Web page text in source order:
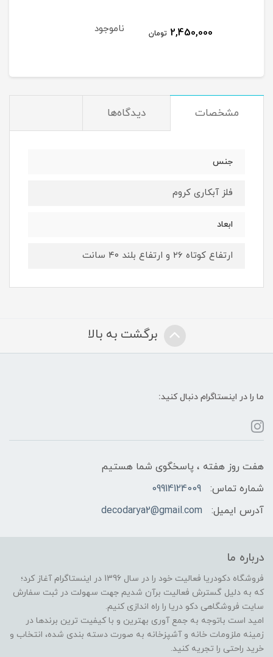
2,450,000 تومان ناموجود
مشخصات دیدگاه‌ها
جنس
فلز آبکاری کروم
ابعاد
ارتفاع کوتاه ۲۶ و ارتفاع بلند ۴۰ سانت
برگشت به بالا
ما را در اینستاگرام دنبال کنید:
هفت روز هفته ، پاسخگوی شما هستیم
شماره تماس:
09914124009
آدرس ایمیل:
decodarya2@gmail.com
درباره ما
فروشگاه دکودریا فعالیت خود را در سال 1396 در اینستاگرام آغاز کرد؛
که به دلیل گسترش فعالیت برآن شدیم جهت سهولت در ثبت سفارش
سایت فروشگاهی دکو دریا را راه اندازی کنیم.
امید است باتوجه به جمع آوری بهترین و با کیفیت ترین برندها در
زمینه ملزومات خانه و آشپزخانه به صورت دسته بندی شده، انتخاب و
خرید راحتی را تجریه کنید.